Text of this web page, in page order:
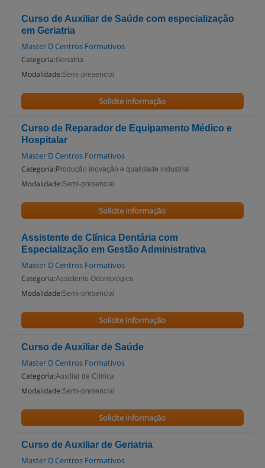
Curso de Auxiliar de Saúde com especialização
em Geriatria
Master D Centros Formativos
Categoria:Geriatria
Modalidade:Semi-presencial
Solicite informação
Curso de Reparador de Equipamento Médico e
Hospitalar
Master D Centros Formativos
Categoria: Produção inovação e qualidade industrial
Modalidade:Semi-presencial
Solicite informação
Assistente de Clínica Dentária com
Especialização em Gestão Administrativa
Master D Centros Formativos
Categoria:Assistente Odontológico
Modalidade:Semi-presencial
Solicite informação
Curso de Auxiliar de Saúde
Master D Centros Formativos
Categoria:Auxiliar de Clínica
Modalidade:Semi-presencial
Solicite informação
Curso de Auxiliar de Geriatria
Master D Centros Formativos